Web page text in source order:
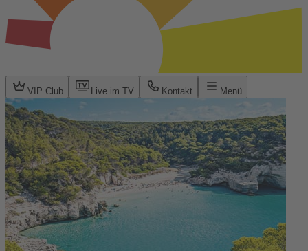
VIP Club Live im TV Kontakt Menü